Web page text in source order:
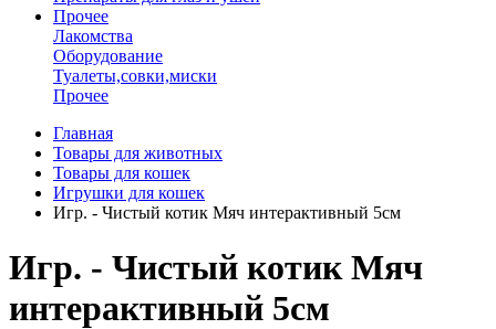
Прочее
Лакомства
Оборудование
Туалеты,совки,миски
Прочее
Главная
Товары для животных
Товары для кошек
Игрушки для кошек
Игр. - Чистый котик Мяч интерактивный 5см
Игр. - Чистый котик Мяч
интерактивный 5см